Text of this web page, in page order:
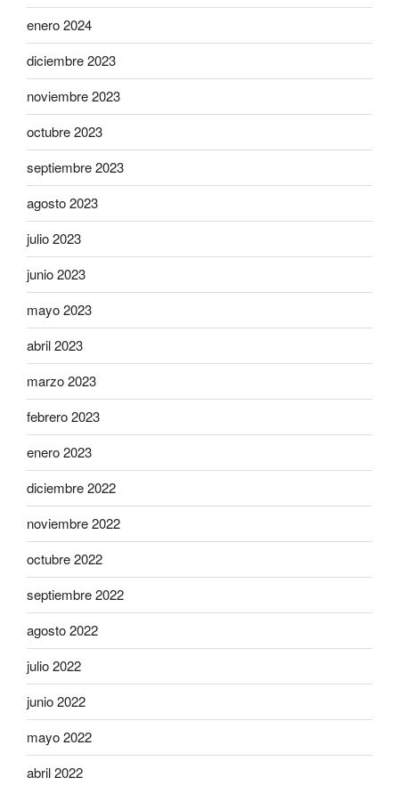
enero 2024
diciembre 2023
noviembre 2023
octubre 2023
septiembre 2023
agosto 2023
julio 2023
junio 2023
mayo 2023
abril 2023
marzo 2023
febrero 2023
enero 2023
diciembre 2022
noviembre 2022
octubre 2022
septiembre 2022
agosto 2022
julio 2022
junio 2022
mayo 2022
abril 2022